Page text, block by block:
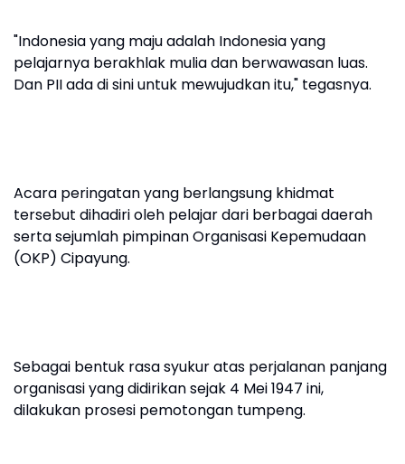
"Indonesia yang maju adalah Indonesia yang
pelajarnya berakhlak mulia dan berwawasan luas.
Dan PII ada di sini untuk mewujudkan itu," tegasnya.
Acara peringatan yang berlangsung khidmat
tersebut dihadiri oleh pelajar dari berbagai daerah
serta sejumlah pimpinan Organisasi Kepemudaan
(OKP) Cipayung.
Sebagai bentuk rasa syukur atas perjalanan panjang
organisasi yang didirikan sejak 4 Mei 1947 ini,
dilakukan prosesi pemotongan tumpeng.